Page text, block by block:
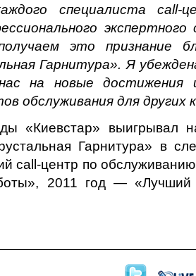
специалиста call-
это признание
Гарнитура». Я
на новые
обслуживания для других
«Киевстар» выигрывал
Гарнитура» в
call-центр по
2011 год — «Лучший